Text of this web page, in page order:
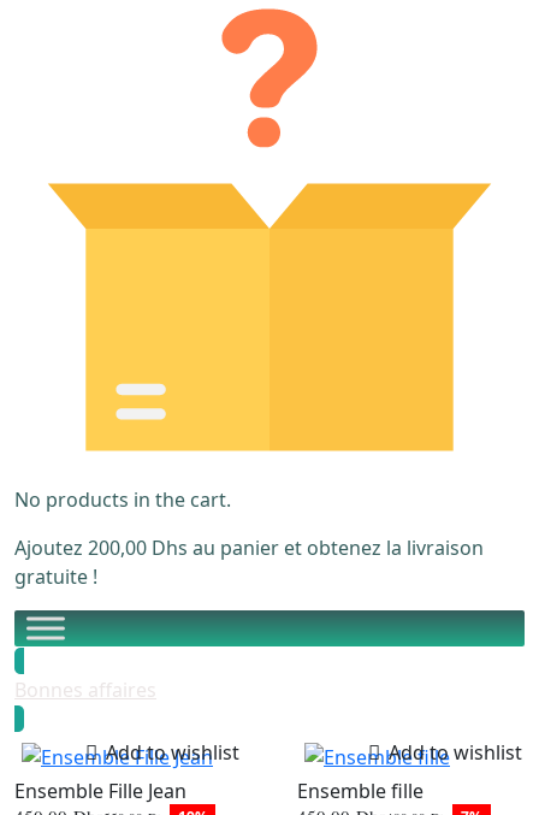
No products in the cart.
Ajoutez 200,00 Dhs au panier et obtenez la livraison
gratuite !
Bonnes affaires
Add to wishlist
Ensemble Fille Jean
Add to wishlist
Ensemble fille